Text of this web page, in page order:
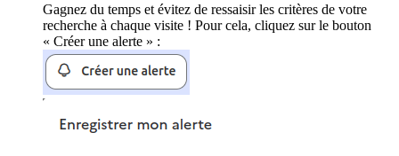
Gagnez du temps et évitez de ressaisir les critères de votre
recherche à chaque visite ! Pour cela, cliquez sur le bouton
« Créer une alerte » :